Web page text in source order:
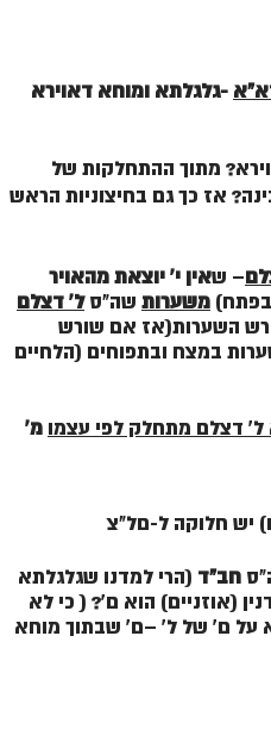
-גלגלתא ומוחא דאוירא
מתוך ההתחלקות של
אז כך גם בחיצוניות הראש
– שאין י' יוצאת מהאויר
משערות שה"סל'דצלם
השערות(אז אם שורש
במצח ובתפוחים (הלחיים
ל' דצלם מתחלק לפי עצמו מ'
יש חלוקה ל-םל"צ
חב"ד (הרי למדנו שגלגלתא
(אוזניים) הוא ם'? ( כי לא
על ם' של ל' –ם' שבתוך מוחא